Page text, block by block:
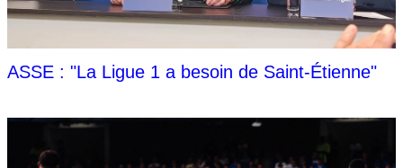
ASSE : "La Ligue 1 a besoin de Saint-Étienne"